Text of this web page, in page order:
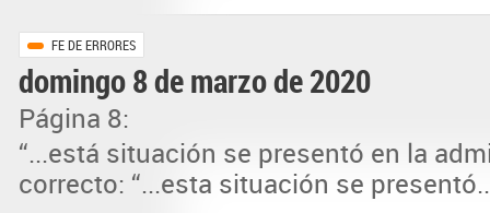
FE DE ERRORES
domingo 8 de marzo de 2020
Página 8:
“...está situación se presentó en la
correcto: “...esta situación se